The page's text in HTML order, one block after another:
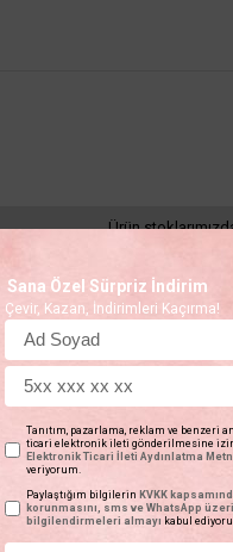
Ürün
Sana Özel Sürpriz İndirim
Çevir, Kazan, İndirimleri Kaçırma!
Tanıtım, pazarlama, reklam ve benzeri
ticari elektronik ileti gönderilmesine
Elektronik Ticari İleti Aydınlatma
veriyorum.
Paylaştığım bilgilerin KVKK
korunmasını, sms ve WhatsApp
bilgilendirmeleri almayı kabul